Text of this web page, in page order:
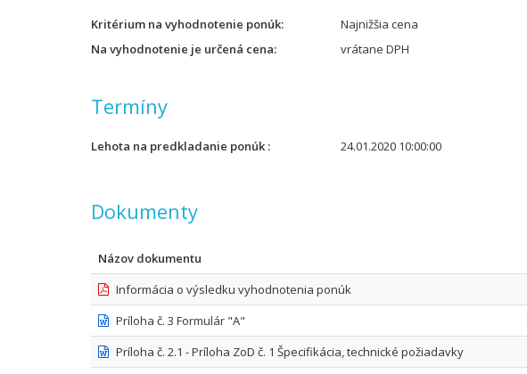
Kritérium na vyhodnotenie ponúk
Najnižšia cena
Na vyhodnotenie je určená cena
vrátane DPH
Termíny
Lehota na predkladanie ponúk 24.01.2020 10:00:00
Dokumenty
Názov dokumentu
Informácia o výsledku vyhodnotenia ponúk
Príloha č. 3 Formulár "A"
Príloha č. 2.1 - Príloha ZoD č. 1 Špecifikácia, technické požiadavky